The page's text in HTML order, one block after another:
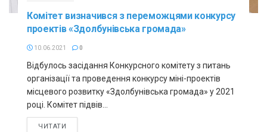
Комітет визначився з переможцями конкурсу
проектів «Здолбунівська громада»
10.06.2021 0
Відбулось засідання Конкурсного комітету з питань
організації та проведення конкурсу міні-проектів
місцевого розвитку «Здолбунівська громада» у 2021
році. Комітет підвів...
ЧИТАТИ